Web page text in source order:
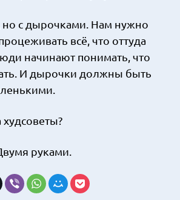
с дырочками. Нам нужно
всё, что оттуда
начинают понимать, что
И дырочки должны быть
худсоветы?
руками.